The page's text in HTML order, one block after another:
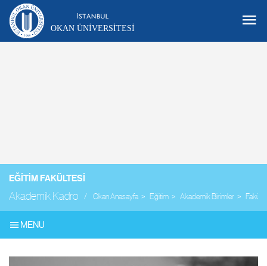
OKAN ÜNIVERSITESI
EĞITIM FAKÜLTESI
Akademik Kadro Okan Anasayfa Eğitim Akademik Birimler
MENU